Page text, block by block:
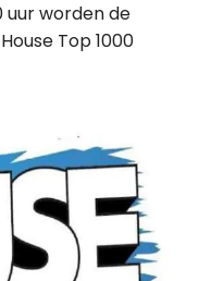
uur worden de
Top 1000